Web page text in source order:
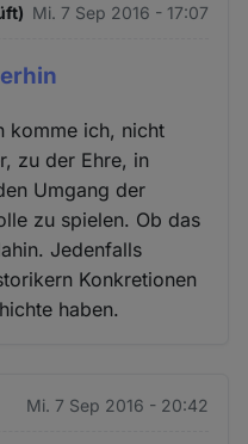
Mi. 7 Sep 2016 - 17:07
komme ich, nicht
zu der Ehre, in
Umgang der
zu spielen. Ob das
Jedenfalls
Konkretionen
haben.
Mi. 7 Sep 2016 - 20:42